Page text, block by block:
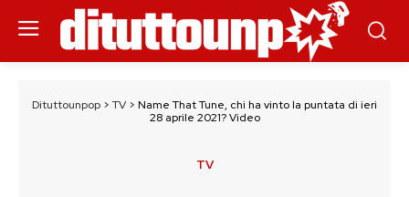
Dituttounpop > TV > Name That Tune, chi ha vinto la puntata di ieri
28 aprile 2021? Video
TV